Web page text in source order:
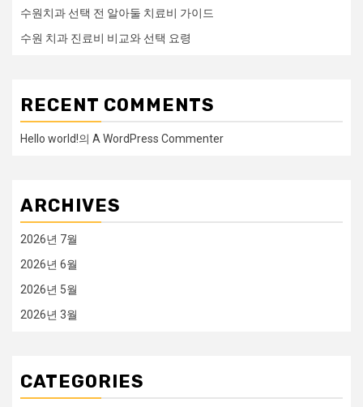
수원치과 선택 전 알아둘 치료비 가이드
수원 치과 진료비 비교와 선택 요령
RECENT COMMENTS
Hello world!의 A WordPress Commenter
ARCHIVES
2026년 7월
2026년 6월
2026년 5월
2026년 3월
CATEGORIES